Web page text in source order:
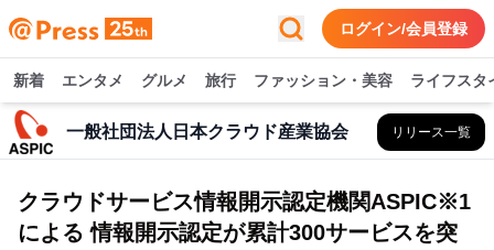
ログイン/会員登録
新着 エンタメ グルメ 旅行 ファッション・美容 ライフスタ
一般社団法人日本クラウド産業協会 リリース一覧
クラウドサービス情報開示認定機関ASPIC※1
による 情報開示認定が累計300サービスを突